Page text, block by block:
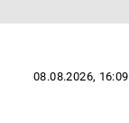
08.08.2026, 16:09